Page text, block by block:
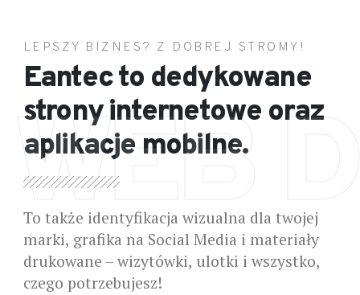
WEB
LEPSZY BIZNES? Z DOBREJ STROMY!
Eantec to dedykowane
strony internetowe oraz
aplikacje mobilne.
To także identyfikacja wizualna dla twojej
marki, grafika na Social Media i materiały
drukowane – wizytówki, ulotki i wszystko,
czego potrzebujesz!